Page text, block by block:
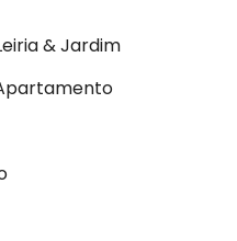
& Jardim